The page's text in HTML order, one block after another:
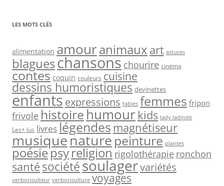
LES MOTS CLÉS
alimentation amouranimaux art astuces
blagueschansons chourire cinéma
contes coquin couleurs cuisine
dessins humoristiques devinettes
enfantsexpressions fables femmes fripon
frivole histoire humour kids lady ladinde
Les+ lus livreslégendes magnétiseur
musiquenature peinture plantes
poésiepsyreligion rigolothérapie ronchon
santésociétésoulagervariétés
verboriculteur verboriculture voyages